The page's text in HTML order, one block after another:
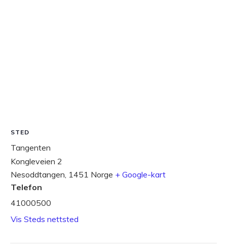
STED
Tangenten
Kongleveien 2
Nesoddtangen, 1451 Norge + Google-kart
Telefon
41000500
Vis Steds nettsted